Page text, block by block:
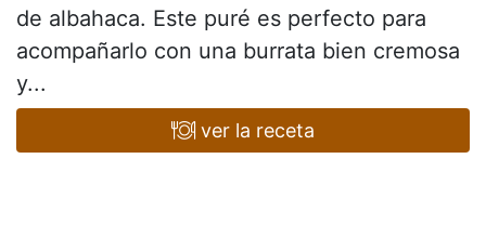
de albahaca. Este puré es perfecto para
acompañarlo con una burrata bien cremosa
y...
ver la receta